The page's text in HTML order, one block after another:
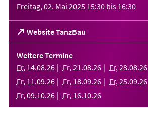
Freitag, 02. Mai 2025 15:30 bis 16:30
Website TanzBau
(Öffnet
in
einem
neuen
Tab)
Weitere Termine
Fr, 14.08.26 Fr, 21 .08.26 Fr, 28.08.26
Fr, 11 .09.26 Fr, 18.09.26 Fr, 25.09.26
Fr, 09.10.26 Fr, 16.10.26